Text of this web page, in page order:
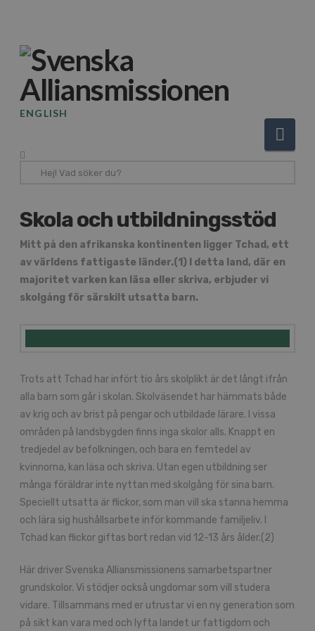
ENGLISH
du?
Skola och utbildningsstöd
Mitt på den afrikanska kontinenten ligger Tchad, ett
av världens fattigaste länder.(1) I detta land, där en
majoritet varken kan läsa eller skriva, erbjuder vi
skolgång för särskilt utsatta barn.
Trots att Tchad har infört tio års skolplikt är det långt ifrån
alla barn som går i skolan. Skolväsendet har hämmats både
av krig och av brist på pengar och utbildade lärare. I vissa
områden på landsbygden finns inga skolor alls. Knappt en
tredjedel av befolkningen, och bara en femtedel av
kvinnorna, kan läsa och skriva. Utan egen utbildning ser
många föräldrar inte nyttan med skolgång för sina barn.
Speciellt utsatta är flickor, som man vill ska stanna hemma
och lära sig hushållsarbete inför kommande familjeliv. I
Tchad kan flickor giftas bort redan vid 12-13 års ålder.(2)
Här driver Svenska Alliansmissionens samarbetspartner
grundskolor. Vi stödjer också ungdomar som vill studera
vidare. Tillsammans med er utrustar vi en ny generation som
på sikt kan vara med och lyfta landet ur fattigdom och